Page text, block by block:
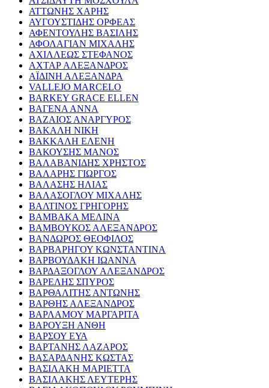
ΑΤΤΩΝΗΣ ΧΑΡΗΣ
ΑΥΓΟΥΣΤΙΔΗΣ ΟΡΦΕΑΣ
ΑΦΕΝΤΟΥΛΗΣ ΒΑΣΙΛΗΣ
ΑΦΟΛΑΓΙΑΝ ΜΙΧΑΛΗΣ
ΑΧΙΛΛΕΩΣ ΣΤΕΦΑΝΟΣ
ΑΧΤΑΡ ΑΛΕΞΑΝΔΡΟΣ
ΑΪΔΙΝΗ ΑΛΕΞΑΝΔΡΑ
VALLEJO MARCELO
BARKEY GRACE ELLEN
ΒΑΓΕΝΑ ΑΝΝΑ
ΒΑΖΑΙΟΣ ΑΝΑΡΓΥΡΟΣ
ΒΑΚΑΛΗ ΝΙΚΗ
ΒΑΚΚΑΛΗ ΕΛΕΝΗ
ΒΑΚΟΥΣΗΣ ΜΑΝΟΣ
ΒΑΛΑΒΑΝΙΔΗΣ ΧΡΗΣΤΟΣ
ΒΑΛΑΡΗΣ ΓΙΩΡΓΟΣ
ΒΑΛΑΣΗΣ ΗΛΙΑΣ
ΒΑΛΑΣΟΓΛΟΥ ΜΙΧΑΛΗΣ
ΒΑΛΤΙΝΟΣ ΓΡΗΓΟΡΗΣ
ΒΑΜΒΑΚΑ ΜΕΛΙΝΑ
ΒΑΜΒΟΥΚΟΣ ΑΛΕΞΑΝΔΡΟΣ
ΒΑΝΔΩΡΟΣ ΘΕΟΦΙΛΟΣ
ΒΑΡΒΑΡΗΓΟΥ ΚΩΝΣΤΑΝΤΙΝΑ
ΒΑΡΒΟΥΔΑΚΗ ΙΩΑΝΝΑ
ΒΑΡΔΑΞΟΓΛΟΥ ΑΛΕΞΑΝΔΡΟΣ
ΒΑΡΕΛΗΣ ΣΠΥΡΟΣ
ΒΑΡΘΑΛΙΤΗΣ ΑΝΤΩΝΗΣ
ΒΑΡΘΗΣ ΑΛΕΞΑΝΔΡΟΣ
ΒΑΡΛΑΜΟΥ ΜΑΡΓΑΡΙΤΑ
ΒΑΡΟΥΞΗ ΑΝΘΗ
ΒΑΡΣΟΥ ΕΥΑ
ΒΑΡΤΑΝΗΣ ΛΑΖΑΡΟΣ
ΒΑΣΑΡΔΑΝΗΣ ΚΩΣΤΑΣ
ΒΑΣΙΛΑΚΗ ΜΑΡΙΕΤΤΑ
ΒΑΣΙΛΑΚΗΣ ΛΕΥΤΕΡΗΣ